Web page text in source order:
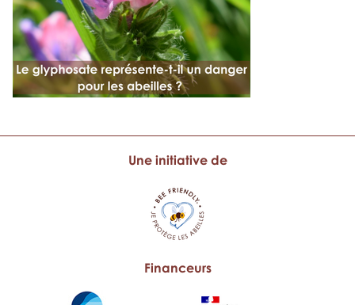
Une initiative de
Financeurs